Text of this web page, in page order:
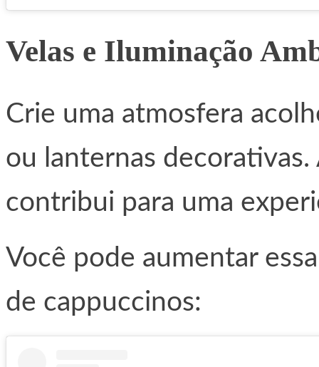
Velas e Iluminação
Crie uma atmosfera
ou lanternas
contribui para uma
Você pode aumentar
de cappuccinos: